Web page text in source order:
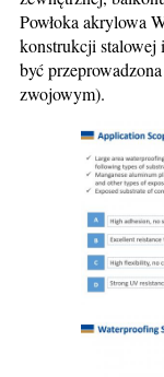
Powłoka akrylowa
konstrukcji stalowej
być
zwojowym).